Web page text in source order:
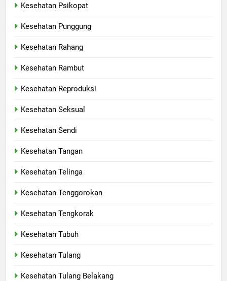
Kesehatan Psikopat
Kesehatan Punggung
Kesehatan Rahang
Kesehatan Rambut
Kesehatan Reproduksi
Kesehatan Seksual
Kesehatan Sendi
Kesehatan Tangan
Kesehatan Telinga
Kesehatan Tenggorokan
Kesehatan Tengkorak
Kesehatan Tubuh
Kesehatan Tulang
Kesehatan Tulang Belakang